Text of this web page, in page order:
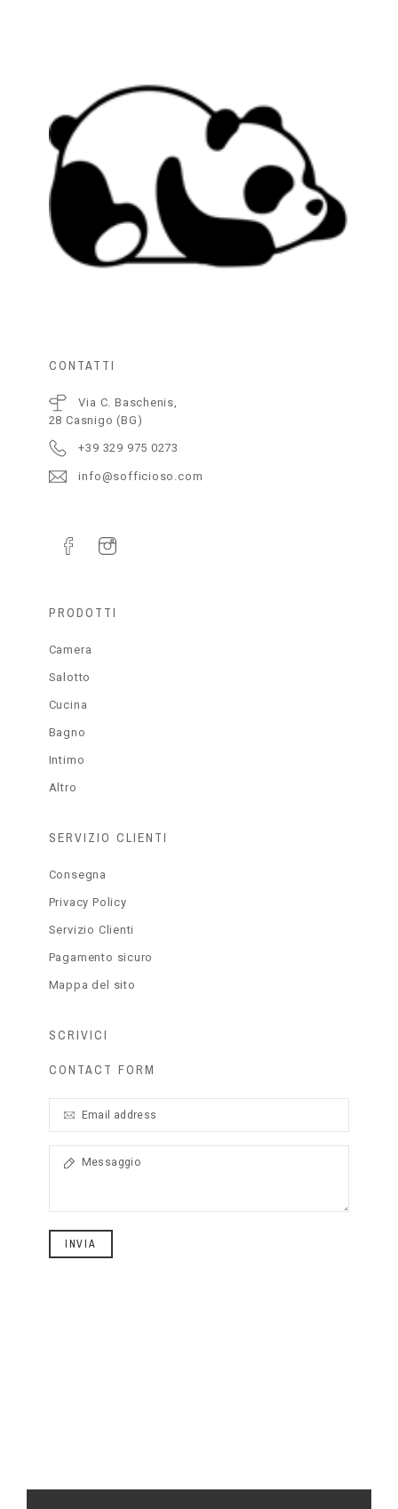
CONTATTI
Via C. Baschenis,
28 Casnigo (BG)
+39 329 975 0273
info@sofficioso.com
PRODOTTI
Camera
Salotto
Cucina
Bagno
Intimo
Altro
SERVIZIO CLIENTI
Consegna
Privacy Policy
Servizio Clienti
Pagamento sicuro
Mappa del sito
SCRIVICI
CONTACT FORM
INVIA